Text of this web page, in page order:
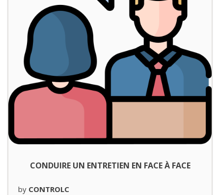
CONDUIRE UN ENTRETIEN EN FACE À FACE
by CONTROLC